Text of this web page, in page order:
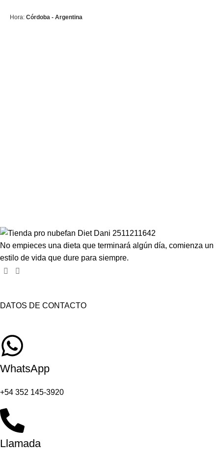
Hora: Córdoba - Argentina
No empieces una dieta que terminará algún día, comienza un
estilo de vida que dure para siempre.
DATOS DE CONTACTO
WhatsApp
+54 352 145-3920
Llamada